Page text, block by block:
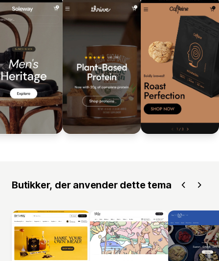
Butikker, der anvender dette tema